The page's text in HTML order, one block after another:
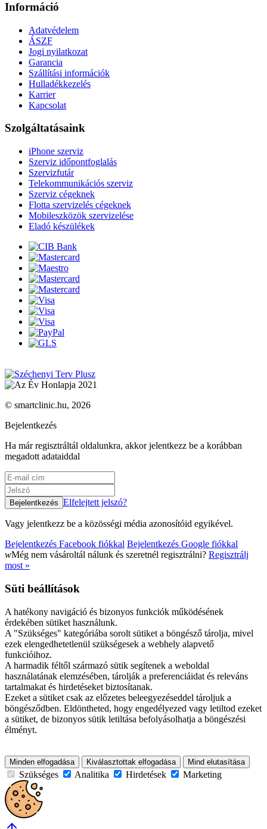
Információ
Adatvédelem
ÁSZF
Jogi nyilatkozat
Garancia
Szállítási információk
Hulladékkezelés
Karrier
Kapcsolat
Szolgáltatásaink
iPhone szerviz
Szerviz időpontfoglalás
Szervizfutár
Telekommunikációs szerviz
Szerviz cégeknek
Flotta szervizelés cégeknek
Mobileszközök szervizelése
Eladó készülékek
© smartclinic.hu, 2026
Bejelentkezés
Ha már regisztráltál oldalunkra, akkor jelentkezz be a korábban
megadott adataiddal
Elfelejtett jelszó?
Vagy jelentkezz be a közösségi média azonosítóid egyikével.
Bejelentkezés Facebook fiókkal Bejelentkezés Google fiókkal
wMég nem vásároltál nálunk és szeretnél regisztrálni? Regisztrálj
most »
Süti beállítások
A hatékony navigáció és bizonyos funkciók működésének
érdekében sütiket használunk.
A "Szükséges" kategóriába sorolt sütiket a böngésző tárolja, mivel
ezek elengedhetetlenül szükségesek a webhely alapvető
funkcióihoz.
A harmadik féltől származó sütik segítenek a weboldal
használatának elemzésében, tárolják a preferenciáidat és releváns
tartalmakat és hirdetéseket biztosítanak.
Ezeket a sütiket csak az előzetes beleegyezéseddel tároljuk a
böngésződben. Eldöntheted, hogy engedélyezed vagy letiltod ezeket
a sütiket, de bizonyos sütik letiltása befolyásolhatja a böngészési
élményt.
Minden elfogadása Kiválasztottak elfogadása Mind elutasítása
Szükséges Analitika Hirdetések Marketing